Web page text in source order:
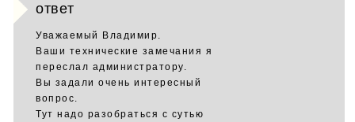
ответ
Уважаемый Владимир.
Ваши технические замечания я
переслал администратору.
Вы задали очень интересный
вопрос.
Тут надо разобраться с сутью